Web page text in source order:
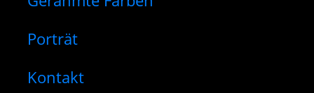
Porträt
Kontakt